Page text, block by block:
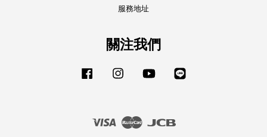
服務地址
關注我們
Facebook Instagram YouTube
Visa Master